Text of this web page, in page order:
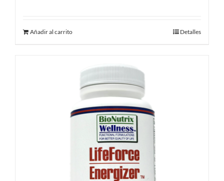
Añadir al carrito Detalles